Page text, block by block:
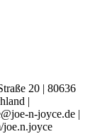
20 | 80636
|
n-joyce.de |
joe.n.joyce